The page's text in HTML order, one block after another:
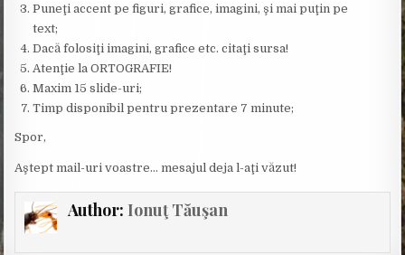
Puneţi accent pe figuri, grafice, imagini, şi mai puţin pe
text;
Dacă folosiţi imagini, grafice etc. citaţi sursa!
Atenţie la ORTOGRAFIE!
Maxim 15 slide-uri;
Timp disponibil pentru prezentare 7 minute;
Spor,
Aştept mail-uri voastre… mesajul deja l-aţi văzut!
Author: Ionuţ Tăuşan